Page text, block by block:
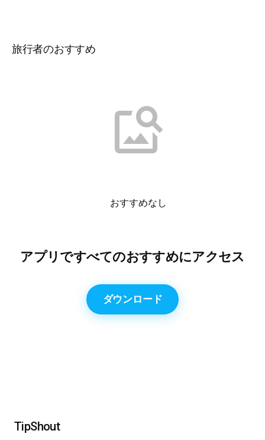
旅行者のおすすめ
おすすめなし
アプリですべてのおすすめにアクセス
ダウンロード
TipShout